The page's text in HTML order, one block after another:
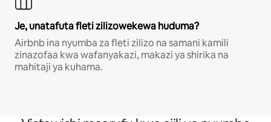
Je, unatafuta fleti zilizowekewa huduma?
Airbnb ina nyumba za fleti zilizo na samani kamili
zinazofaa kwa wafanyakazi, makazi ya shirika na
mahitaji ya kuhama.